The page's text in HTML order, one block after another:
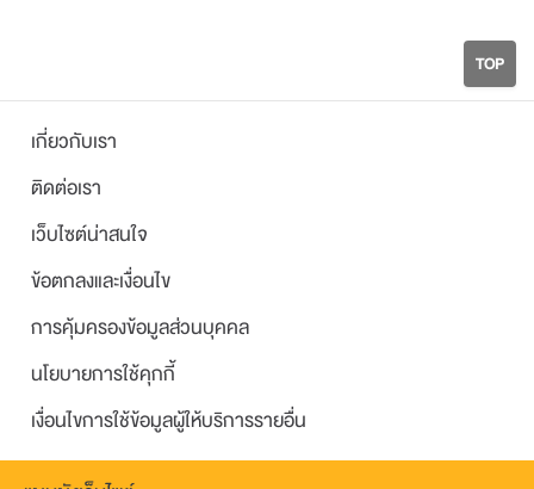
TOP
เกี่ยวกับเรา
ติดต่อเรา
เว็บไซต์น่าสนใจ
ข้อตกลงและเงื่อนไข
การคุ้มครองข้อมูลส่วนบุคคล
นโยบายการใช้คุกกี้
เงื่อนไขการใช้ข้อมูลผู้ให้บริการรายอื่น